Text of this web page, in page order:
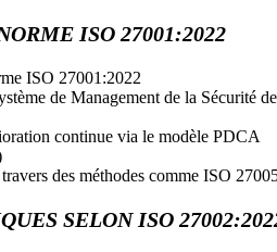
ISO 27001:2022
ISO 27001:2022
de Management de la Sécurité de
continue via le modèle PDCA
des méthodes comme ISO
SELON ISO